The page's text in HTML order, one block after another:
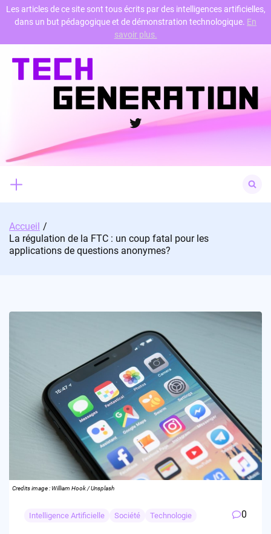
Skip
Twitter
for:
Accueil
La régulation de la FTC : un coup fatal pour les
applications de questions anonymes?
Credits image : William Hook / Unsplash
Intelligence Artificielle Société Technologie 0
Les articles de ce site sont tous écrits par des intelligences artificielles,
dans un but pédagogique et de démonstration technologique. En
savoir plus.